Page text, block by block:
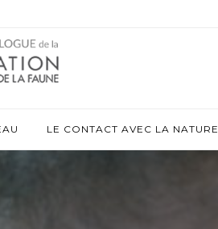
LE CONTACT AVEC LA NATURE